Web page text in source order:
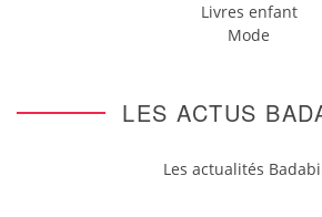
Livres enfant
Mode
LES ACTUS
Les actualités